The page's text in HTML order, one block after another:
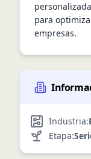
para
empresas.
Industria:
Etapa: